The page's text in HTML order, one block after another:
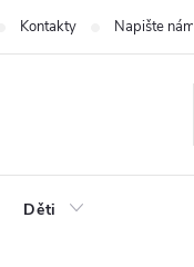
Kontakty Napište nám
Děti